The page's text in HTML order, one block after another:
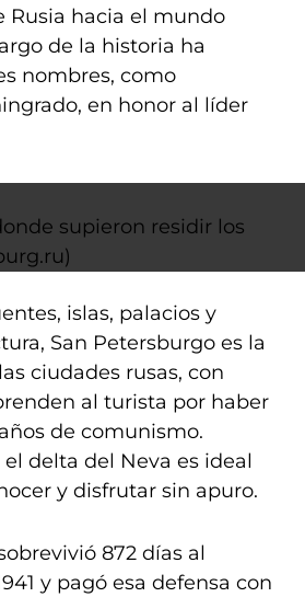
Rusia hacia el mundo
de la historia ha
nombres, como
en honor al líder
supieron residir los
islas, palacios y
San Petersburgo es la
ciudades rusas, con
al turista por haber
de comunismo.
delta del Neva es ideal
y disfrutar sin apuro.
872 días al
y pagó esa defensa con